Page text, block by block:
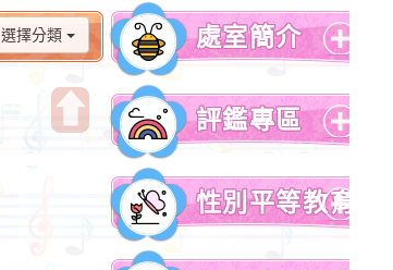
選擇分類
處室簡介
展
開
選
單
評鑑專區
展
開
選
單
性別平等教育
展
開